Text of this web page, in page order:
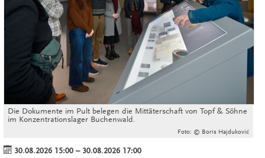
Die Dokumente im Pult belegen die Mittäterschaft von Topf & Söhne
im Konzentrationslager Buchenwald.
Foto: © Boris Hajduković
30.08.2026 15:00 – 30.08.2026 17:00